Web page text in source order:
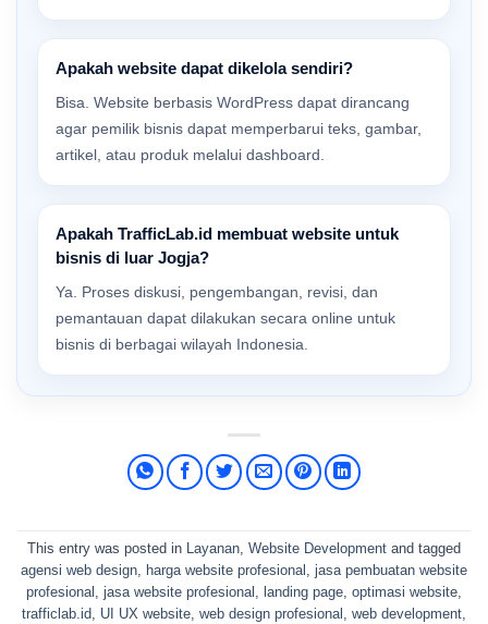
Apakah website dapat dikelola sendiri?
Bisa. Website berbasis WordPress dapat dirancang
agar pemilik bisnis dapat memperbarui teks, gambar,
artikel, atau produk melalui dashboard.
Apakah TrafficLab.id membuat website untuk
bisnis di luar Jogja?
Ya. Proses diskusi, pengembangan, revisi, dan
pemantauan dapat dilakukan secara online untuk
bisnis di berbagai wilayah Indonesia.
This entry was posted in Layanan, Website Development and tagged
agensi web design, harga website profesional , jasa pembuatan website
profesional , jasa website profesional , landing page, optimasi website,
trafficlab.id, UI UX website, web design profesional , web development,